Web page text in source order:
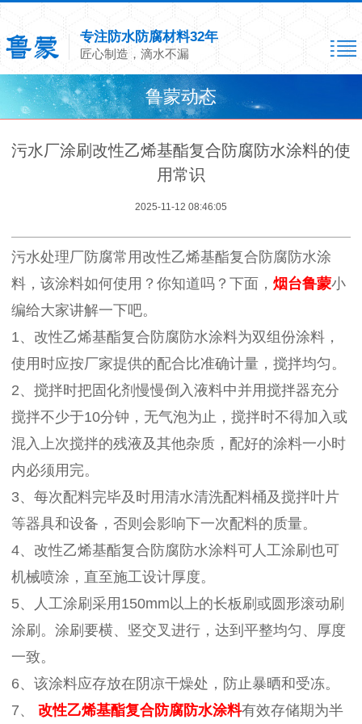
专注防水防腐材料32年
匠心制造，滴水不漏
鲁蒙动态
污水厂涂刷改性乙烯基酯复合防腐防水涂料的使
用常识
2025-11-12 08:46:05
污水处理厂防腐常用改性乙烯基酯复合防腐防水涂
料，该涂料如何使用？你知道吗？下面， 烟台鲁蒙小
编给大家讲解一下吧。
1、改性乙烯基酯复合防腐防水涂料为双组份涂料，
使用时应按厂家提供的配合比准确计量，搅拌均匀。
2、搅拌时把固化剂慢慢倒入液料中并用搅拌器充分
搅拌不少于10分钟，无气泡为止，搅拌时不得加入或
混入上次搅拌的残液及其他杂质，配好的涂料一小时
内必须用完。
3、每次配料完毕及时用清水清洗配料桶及搅拌叶片
等器具和设备，否则会影响下一次配料的质量。
4、改性乙烯基酯复合防腐防水涂料可人工涂刷也可
机械喷涂，直至施工设计厚度。
5、人工涂刷采用150mm以上的长板刷或圆形滚动刷
涂刷。涂刷要横、竖交叉进行，达到平整均匀、厚度
一致。
6、该涂料应存放在阴凉干燥处，防止暴晒和受冻。
7、 改性乙烯基酯复合防腐防水涂料有效存储期为半